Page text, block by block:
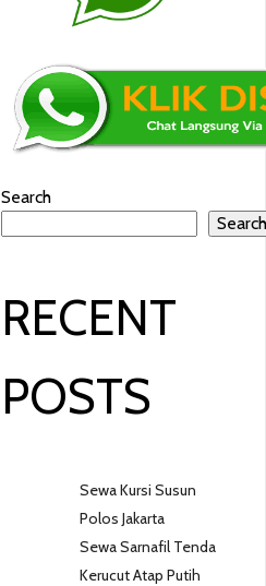
Search
RECENT
POSTS
Sewa Kursi Susun
Polos Jakarta
Sewa Sarnafil Tenda
Kerucut Atap Putih